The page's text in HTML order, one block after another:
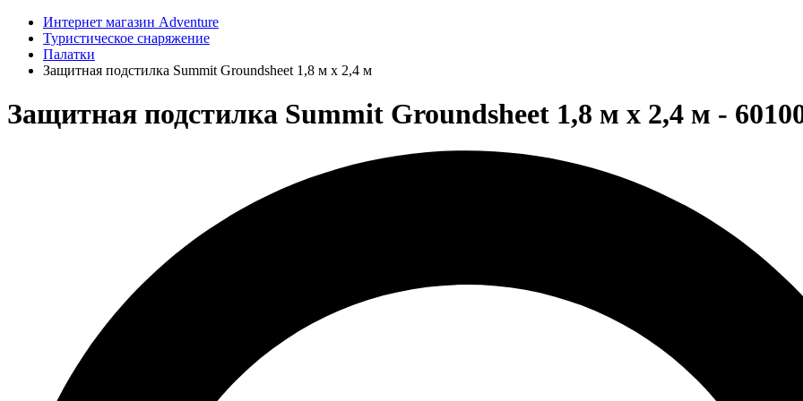
Интернет магазин Adventure
Туристическое снаряжение
Палатки
Защитная подстилка Summit Groundsheet 1,8 м х 2,4 м
Защитная подстилка Summit Groundsheet 1,8 м х 2,4 м -